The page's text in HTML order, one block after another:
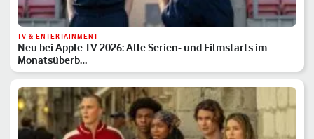
TV & ENTERTAINMENT
Neu bei Apple TV 2026: Alle Serien- und Filmstarts im
Monatsüberb…